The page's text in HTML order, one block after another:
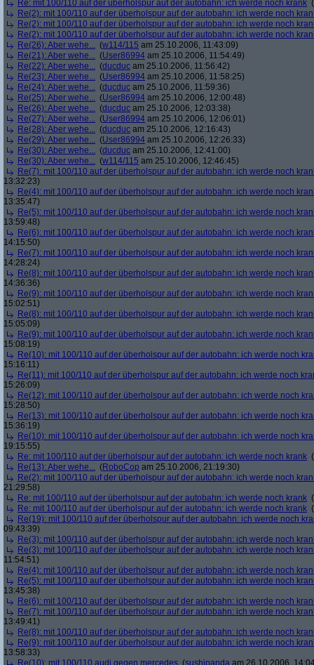
Re: mit 100/110 auf der überholspur auf der autobahn: ich werde noch krank (
Re(2): mit 100/110 auf der überholspur auf der autobahn: ich werde noch
Re(2): mit 100/110 auf der überholspur auf der autobahn: ich werde noch
Re(2): mit 100/110 auf der überholspur auf der autobahn: ich werde noch
Re(26): Aber wehe... (w114/115 am 25.10.2006, 11:43:09)
Re(21): Aber wehe... (User86994 am 25.10.2006, 11:54:49)
Re(22): Aber wehe... (ducduc am 25.10.2006, 11:56:42)
Re(23): Aber wehe... (User86994 am 25.10.2006, 11:58:25)
Re(24): Aber wehe... (ducduc am 25.10.2006, 11:59:36)
Re(25): Aber wehe... (User86994 am 25.10.2006, 12:00:48)
Re(26): Aber wehe... (ducduc am 25.10.2006, 12:03:38)
Re(27): Aber wehe... (User86994 am 25.10.2006, 12:06:01)
Re(28): Aber wehe... (ducduc am 25.10.2006, 12:16:43)
Re(29): Aber wehe... (User86994 am 25.10.2006, 12:26:33)
Re(30): Aber wehe... (ducduc am 25.10.2006, 12:41:00)
Re(30): Aber wehe... (w114/115 am 25.10.2006, 12:46:45)
Re(7): mit 100/110 auf der überholspur auf der autobahn: ich werde noch
13:32:23)
Re(4): mit 100/110 auf der überholspur auf der autobahn: ich werde noch
13:35:47)
Re(5): mit 100/110 auf der überholspur auf der autobahn: ich werde noch
13:59:48)
Re(6): mit 100/110 auf der überholspur auf der autobahn: ich werde noch
14:15:50)
Re(7): mit 100/110 auf der überholspur auf der autobahn: ich werde noch
14:28:24)
Re(8): mit 100/110 auf der überholspur auf der autobahn: ich werde noch
14:36:36)
Re(9): mit 100/110 auf der überholspur auf der autobahn: ich werde noch
15:02:51)
Re(8): mit 100/110 auf der überholspur auf der autobahn: ich werde noch
15:05:09)
Re(9): mit 100/110 auf der überholspur auf der autobahn: ich werde noch
15:08:19)
Re(10): mit 100/110 auf der überholspur auf der autobahn: ich werde noch
15:16:11)
Re(11): mit 100/110 auf der überholspur auf der autobahn: ich werde noch
15:26:09)
Re(12): mit 100/110 auf der überholspur auf der autobahn: ich werde noch
15:28:50)
Re(13): mit 100/110 auf der überholspur auf der autobahn: ich werde noch
15:36:19)
Re(10): mit 100/110 auf der überholspur auf der autobahn: ich werde noch
19:15:55)
Re: mit 100/110 auf der überholspur auf der autobahn: ich werde noch krank (
Re(13): Aber wehe... (RoboCop am 25.10.2006, 21:19:30)
Re(2): mit 100/110 auf der überholspur auf der autobahn: ich werde noch
21:29:58)
Re: mit 100/110 auf der überholspur auf der autobahn: ich werde noch krank (
Re: mit 100/110 auf der überholspur auf der autobahn: ich werde noch krank (
Re(19): mit 100/110 auf der überholspur auf der autobahn: ich werde noch
09:43:39)
Re(3): mit 100/110 auf der überholspur auf der autobahn: ich werde noch
Re(3): mit 100/110 auf der überholspur auf der autobahn: ich werde noch
11:54:51)
Re(4): mit 100/110 auf der überholspur auf der autobahn: ich werde noch
Re(5): mit 100/110 auf der überholspur auf der autobahn: ich werde noch
13:45:38)
Re(6): mit 100/110 auf der überholspur auf der autobahn: ich werde noch
Re(7): mit 100/110 auf der überholspur auf der autobahn: ich werde noch
13:49:41)
Re(8): mit 100/110 auf der überholspur auf der autobahn: ich werde noch
Re(9): mit 100/110 auf der überholspur auf der autobahn: ich werde noch
13:58:33)
Re(10): mit 100/110 audi gegen mercedes (sushipanda am 26.10.2006,